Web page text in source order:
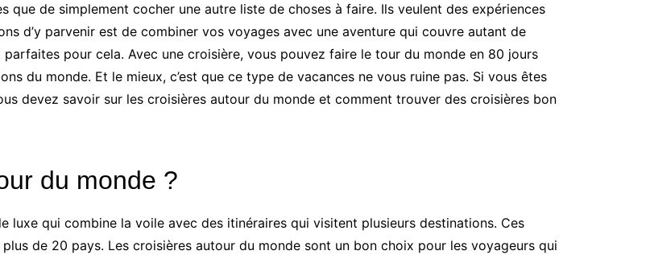
que de simplement cocher une autre liste de choses à faire. Ils veulent des expériences
d’y parvenir est de combiner vos voyages avec une aventure qui couvre autant de
pour cela. Avec une croisière, vous pouvez faire le tour du monde en 80 jours
du monde. Et le mieux, c’est que ce type de vacances ne vous ruine pas. Si vous êtes
devez savoir sur les croisières autour du monde et comment trouver des croisières bon
du monde ?
luxe qui combine la voile avec des itinéraires qui visitent plusieurs destinations. Ces
de 20 pays. Les croisières autour du monde sont un bon choix pour les voyageurs qui